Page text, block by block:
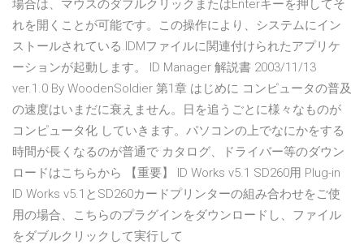
場合は、マウスのダブルクリックまたはEnterキーを押してそ
れを開くことが可能です。この操作により、システムにイン
ストールされている.IDMファイルに関連付けられたアプリケ
ーションが起動します。 ID Manager 解説書 2003/11/13
ver.1.0 By WoodenSoldier 第1章 はじめに コンピュータの普及
の速度はいまだに衰えません。日を追うごとに様々なものが
コンピュータ化 していきます。パソコンの上でなにかをする
時間が長くなるのが普通で カタログ、ドライバー等のダウン
ロードはこちらから 【重要】 ID Works v5.1 SD260用 Plug-in
ID Works v5.1とSD260カードプリンターの組み合わせをご使
用の場合、こちらのプラグインをダウンロードし、ファイル
をダブルクリックして実行して